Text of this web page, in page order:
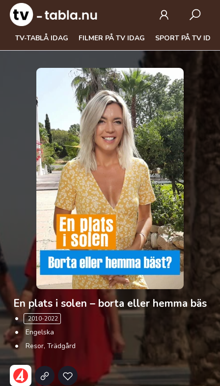
TV-TABLÅ IDAG FILMER PÅ TV IDAG SPORT PÅ TV
En plats i solen – borta eller hemma bäs
2010-2022
Engelska
Resor, Trädgård